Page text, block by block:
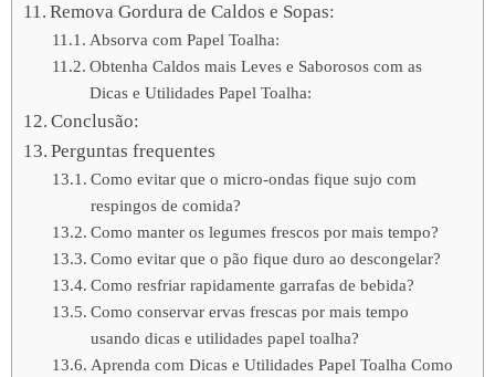
Remova Gordura de Caldos e Sopas:
Absorva com Papel Toalha:
Obtenha Caldos mais Leves e Saborosos com as
Dicas e Utilidades Papel Toalha:
Conclusão:
Perguntas frequentes
Como evitar que o micro-ondas fique sujo com
respingos de comida?
Como manter os legumes frescos por mais tempo?
Como evitar que o pão fique duro ao descongelar?
Como resfriar rapidamente garrafas de bebida?
Como conservar ervas frescas por mais tempo
usando dicas e utilidades papel toalha?
Aprenda com Dicas e Utilidades Papel Toalha Como